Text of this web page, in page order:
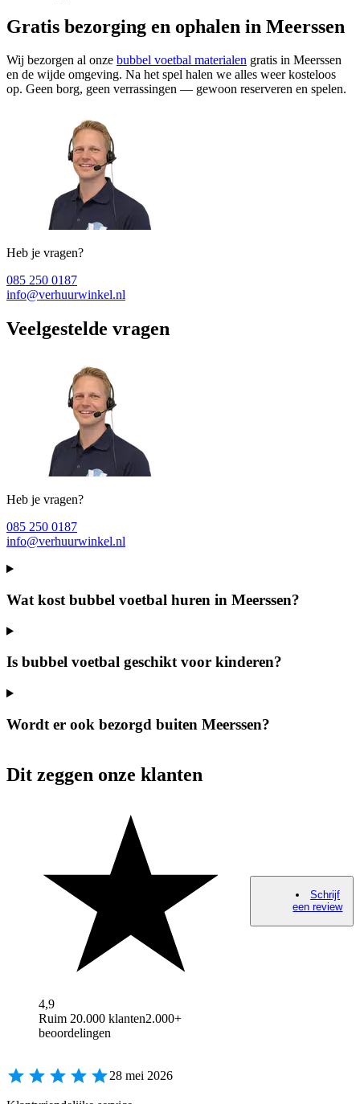
Gratis bezorging en ophalen in Meerssen
Wij bezorgen al onze bubbel voetbal materialen gratis in Meerssen
en de wijde omgeving. Na het spel halen we alles weer kosteloos
op. Geen borg, geen verrassingen — gewoon reserveren en spelen.
Heb je vragen?
085 250 0187
info@verhuurwinkel.nl
Veelgestelde vragen
Heb je vragen?
085 250 0187
info@verhuurwinkel.nl
Wat kost bubbel voetbal huren in Meerssen?
Is bubbel voetbal geschikt voor kinderen?
Wordt er ook bezorgd buiten Meerssen?
Dit zeggen onze klanten
4,9
Ruim 20.000 klanten2.000+
beoordelingen
Schrijf
een review
28 mei 2026